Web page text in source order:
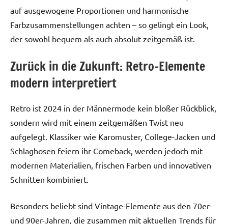
auf ausgewogene Proportionen und harmonische
Farbzusammenstellungen achten – so gelingt ein Look,
der sowohl bequem als auch absolut zeitgemäß ist.
Zurück in die Zukunft: Retro-Elemente
modern interpretiert
Retro ist 2024 in der Männermode kein bloßer Rückblick,
sondern wird mit einem zeitgemäßen Twist neu
aufgelegt. Klassiker wie Karomuster, College-Jacken und
Schlaghosen feiern ihr Comeback, werden jedoch mit
modernen Materialien, frischen Farben und innovativen
Schnitten kombiniert.
Besonders beliebt sind Vintage-Elemente aus den 70er-
und 90er-Jahren, die zusammen mit aktuellen Trends für